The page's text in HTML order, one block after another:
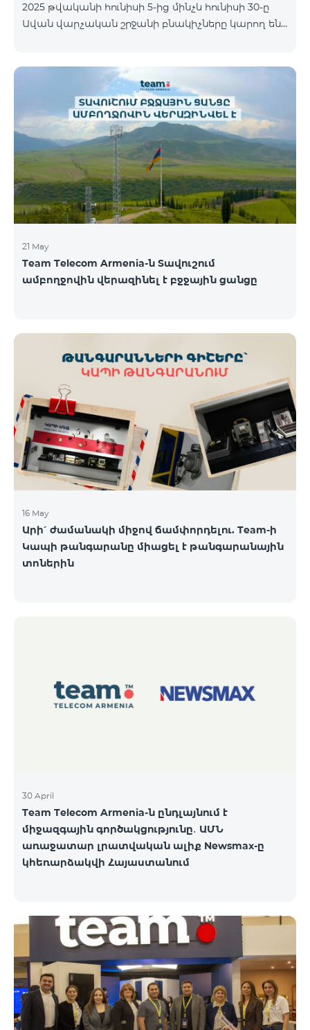
ներառումներին մանրամասն ծանոթանալու
համար կարող եք անցնել հետևյալ հղմամբ՝
է մինչև 1
2025 թվականի հունիսի 5-ից մինչև հունիսի 30-ը
Ավան վարչական շրջանի բնակիչները կարող են
Ակցիայի շրջանակում ԿՈՍՄՈ 4 12500 և ԿՈՍՄՈ 4
16500 փաթեթները տրամադրվում են հետևյալ
պայմաններով․ Առաջին 6 ամիսների ընթացքում՝
50% զեղչ, Հաջորդ 6 ամիսների ընթացքում՝ 25%
զեղչ։ ԿՈՍՄՈ սակագնային փաթեթների
ներառումներին մանրամասն ծանոթանալու
համար կարող եք անցնել հետևյալ հղմամբ՝
telecomarmenia.am/hy/cosmo * Ակցիան
երկարաձգվել է մինչ
21 May
Team Telecom Armenia-ն Տավուշում
ամբողջովին վերազինել է բջջային ցանցը
16 May
Արի՛ ժամանակի միջով ճամփորդելու. Team-ի
Կապի թանգարանը միացել է թանգարանային
տոներին
30 April
Team Telecom Armenia-ն ընդլայնում է
միջազգային գործակցությունը․ ԱՄՆ
առաջատար լրատվական ալիք Newsmax-ը
կհեռարձակվի Հայաստանում